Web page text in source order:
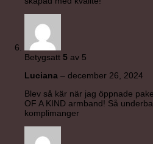
Betygsatt 5 av 5
Luciana – december 26, 2024
Blev så kär när jag öppnade
OF A KIND armband! Så
komplimanger